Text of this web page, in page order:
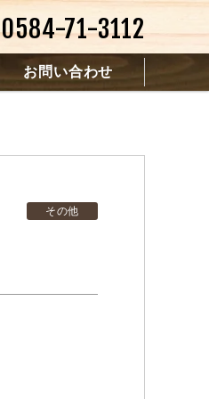
0584-71-3112
お問い合わせ
その他